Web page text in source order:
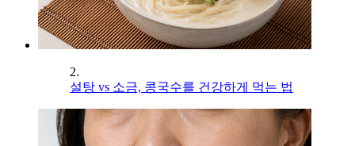
2.
설탕 vs 소금, 콩국수를 건강하게 먹는 법